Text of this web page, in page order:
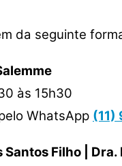
da seguinte
às 15h30
WhatsApp (11)
Santos Filho |